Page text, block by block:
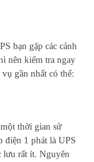
bạn gặp các cảnh
nên kiểm tra ngay
gần nhất có thể:
thời gian sử
1 phát là UPS
lưu rất ít. Nguyên